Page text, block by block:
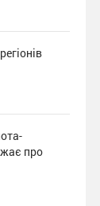
про